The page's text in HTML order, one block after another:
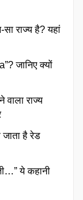
राज्य है? यहां
जानिए क्यों
वाला राज्य
है रेड
ये कहानी